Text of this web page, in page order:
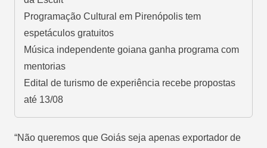
Programação Cultural em Pirenópolis tem
espetáculos gratuitos
Música independente goiana ganha programa com
mentorias
Edital de turismo de experiência recebe propostas
até 13/08
“Não queremos que Goiás seja apenas exportador de